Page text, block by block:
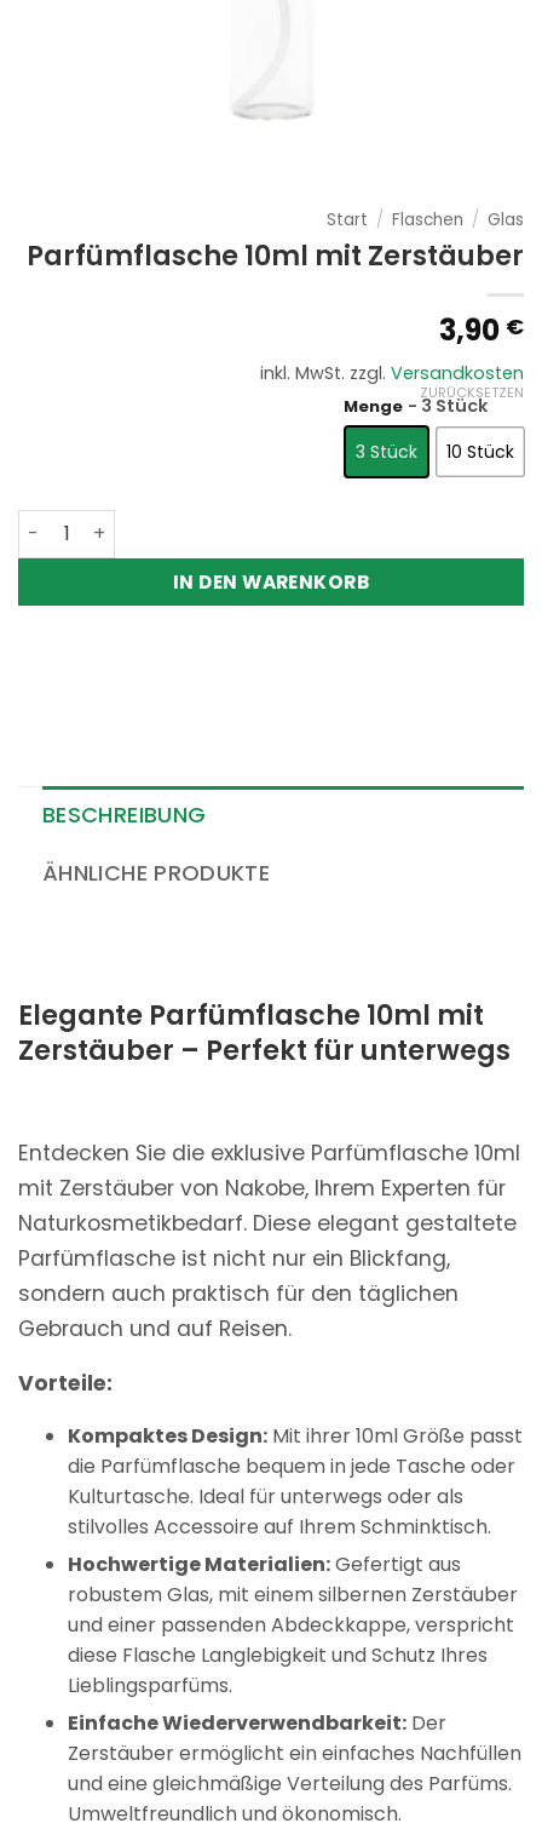
Start / Flaschen / Glas
Parfümflasche 10ml mit Zerstäuber
3,90 €
inkl. MwSt. zzgl. Versandkosten
Menge - 3 Stück
3 Stück
10 Stück
ZURÜCKSETZEN
Parfümflasche 10ml mit Zerstäuber Menge
IN DEN WARENKORB
BESCHREIBUNG
ÄHNLICHE PRODUKTE
Elegante Parfümflasche 10ml mit
Zerstäuber – Perfekt für unterwegs
Entdecken Sie die exklusive Parfümflasche 10ml
mit Zerstäuber von Nakobe, Ihrem Experten für
Naturkosmetikbedarf. Diese elegant gestaltete
Parfümflasche ist nicht nur ein Blickfang,
sondern auch praktisch für den täglichen
Gebrauch und auf Reisen.
Vorteile:
Kompaktes Design:Mit ihrer 10ml Größe passt
die Parfümflasche bequem in jede Tasche oder
Kulturtasche. Ideal für unterwegs oder als
stilvolles Accessoire auf Ihrem Schminktisch.
Hochwertige Materialien:Gefertigt aus
robustem Glas, mit einem silbernen Zerstäuber
und einer passenden Abdeckkappe, verspricht
diese Flasche Langlebigkeit und Schutz Ihres
Lieblingsparfüms.
Einfache Wiederverwendbarkeit:Der
Zerstäuber ermöglicht ein einfaches Nachfüllen
und eine gleichmäßige Verteilung des Parfüms.
Umweltfreundlich und ökonomisch.